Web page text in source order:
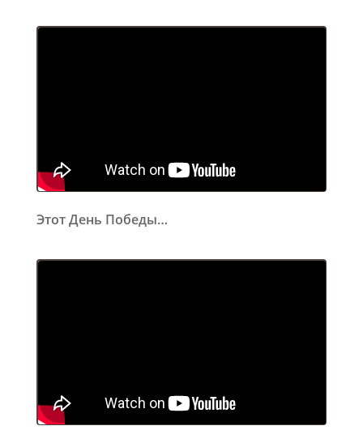
Этот День Победы…